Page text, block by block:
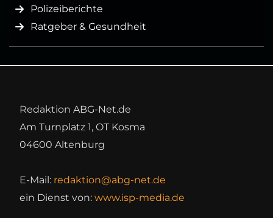
Polizeiberichte
Ratgeber & Gesundheit
Redaktion ABG-Net.de
Am Turnplatz 1, OT Kosma
04600 Altenburg
E-Mail: redaktion@abg-net.de
ein Dienst von: www.isp-media.de